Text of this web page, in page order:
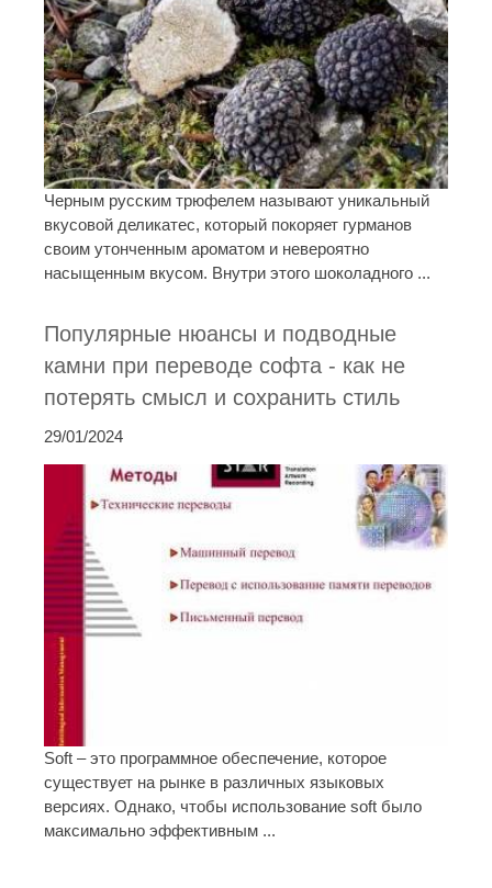
Черным русским трюфелем называют уникальный
вкусовой деликатес, который покоряет гурманов
своим утонченным ароматом и невероятно
насыщенным вкусом. Внутри этого шоколадного ...
Популярные нюансы и подводные
камни при переводе софта - как не
потерять смысл и сохранить стиль
29/01/2024
Soft – это программное обеспечение, которое
существует на рынке в различных языковых
версиях. Однако, чтобы использование soft было
максимально эффективным ...